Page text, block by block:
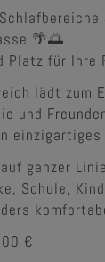
🌴🌅
Platz für Ihre
lädt zum
und
einzigartiges
ganzer
Schule,
€